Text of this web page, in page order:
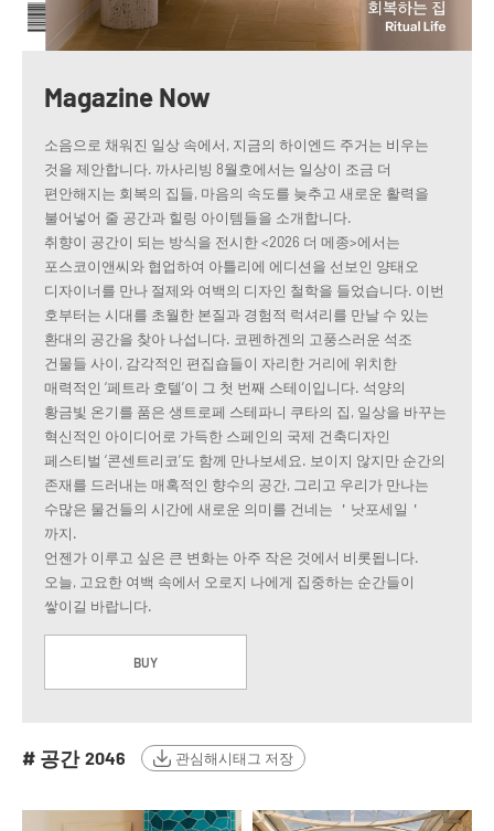
Magazine Now
소음으로 채워진 일상 속에서, 지금의 하이엔드 주거는 비우는
것을 제안합니다. 까사리빙 8월호에서는 일상이 조금 더
편안해지는 회복의 집들, 마음의 속도를 늦추고 새로운 활력을
불어넣어 줄 공간과 힐링 아이템들을 소개합니다.
취향이 공간이 되는 방식을 전시한 <2026 더 메종>에서는
포스코이앤씨와 협업하여 아틀리에 에디션을 선보인 양태오
디자이너를 만나 절제와 여백의 디자인 철학을 들었습니다. 이번
호부터는 시대를 초월한 본질과 경험적 럭셔리를 만날 수 있는
환대의 공간을 찾아 나섭니다. 코펜하겐의 고풍스러운 석조
건물들 사이, 감각적인 편집숍들이 자리한 거리에 위치한
매력적인 ‘페트라 호텔’이 그 첫 번째 스테이입니다. 석양의
황금빛 온기를 품은 생트로페 스테파니 쿠타의 집, 일상을 바꾸는
혁신적인 아이디어로 가득한 스페인의 국제 건축디자인
페스티벌 ‘콘센트리코’도 함께 만나보세요. 보이지 않지만 순간의
존재를 드러내는 매혹적인 향수의 공간, 그리고 우리가 만나는
수많은 물건들의 시간에 새로운 의미를 건네는 ＇낫포세일＇
까지.
언젠가 이루고 싶은 큰 변화는 아주 작은 것에서 비롯됩니다.
오늘, 고요한 여백 속에서 오로지 나에게 집중하는 순간들이
쌓이길 바랍니다.
BUY
# 공간 2046 관심해시태그 저장